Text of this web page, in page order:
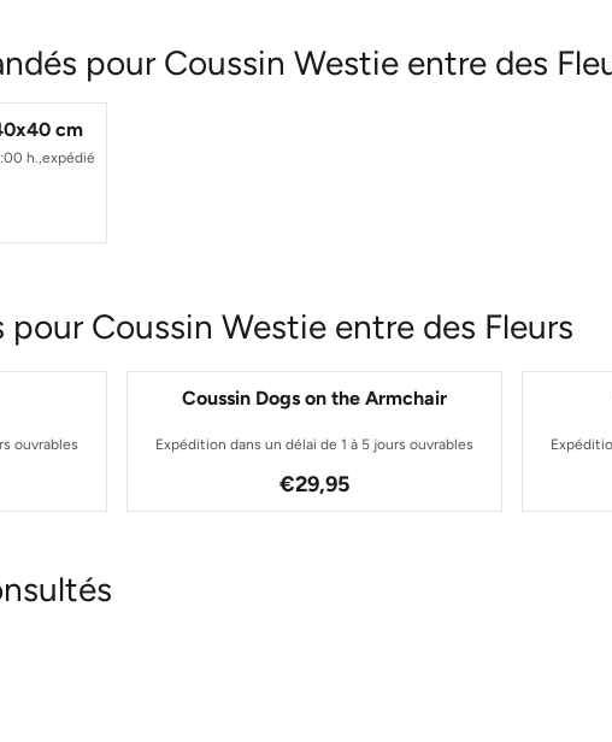
pour Coussin Westie entre des
cm
h.,expédié
pour Coussin Westie entre des Fleurs
ouvrables
Coussin Dogs on the Armchair
Expédition dans un délai de 1 à 5 jours ouvrables
Prix: 29,95
€29,95